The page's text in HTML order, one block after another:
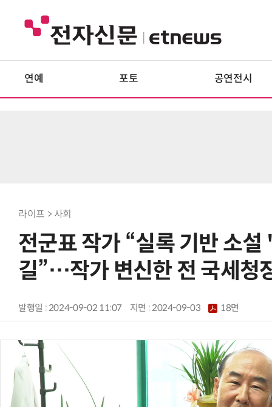
연예 포토 공연전시
라이프 > 사회
전군표 작가 “실록 기반 소
길”…작가 변신한 전 국세청
발행일 : 2024-09-02 11:07 지면 :2024-09-03 18면
AI × Design : UX 디자이너의 5가지 생존 전략과 실전 대응 현업에서 바로 쓰는 "하네스 엔